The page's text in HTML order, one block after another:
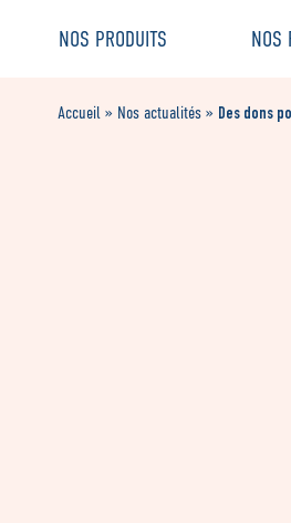
contenu
NOS PRODUITS NOS
Accueil » Nos actualités » Des dons